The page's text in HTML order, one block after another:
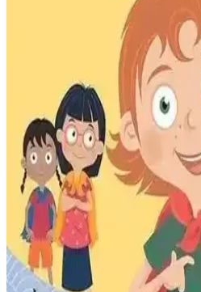
Çocuklar için tasarlanan Eksik Parça
resimler ve artırılmış gerçeklik
Çocuklar İçin Uzay Bilimi
Eğlenceli Keşifler
9-12 yaş için hazırlanan bu renkli
görsellerle tanıtarak çocukların
eder.
Yükselen Zeka Hüso 3-5
Mahremiyet Eğitimi Kitabı
Bu eğlenceli ve öğretici kitap, 3-5
kavramını öğretirken güvenlik ve
eğitimciler için ideal bir eğitim aracıdır.